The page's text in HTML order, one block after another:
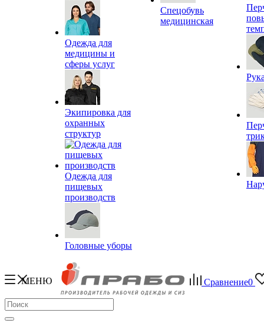
Одежда для
медицины и
сферы услуг
Экипировка для
охранных
структур
Одежда для
пищевых
производств
Головные уборы
Спецобувь
медицинская
МЕНЮ Сравнение0